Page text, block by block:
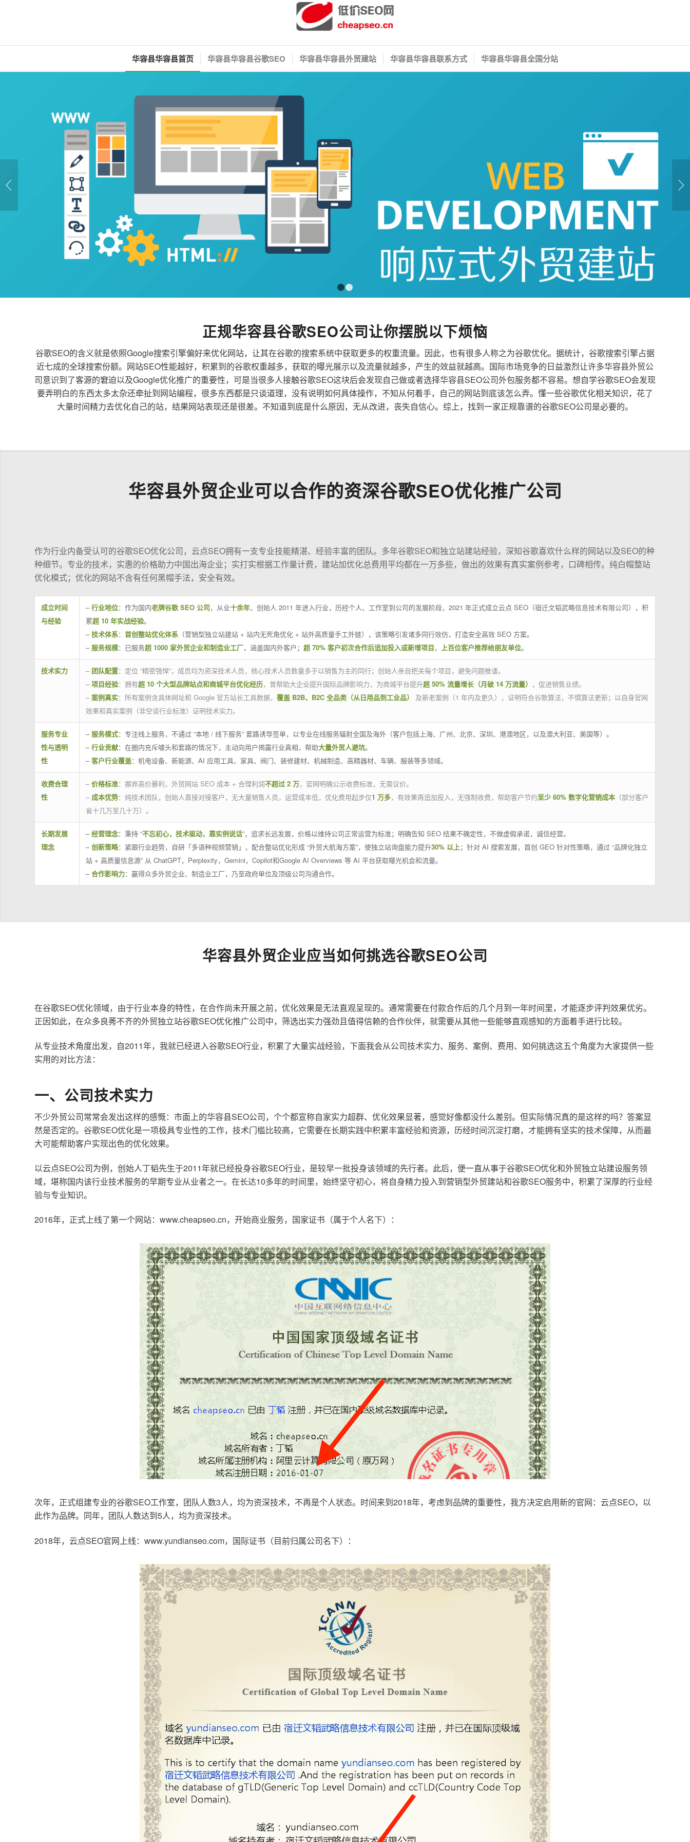
华容县华容县首页 华容县华容县谷歌SEO 华容县华容县外贸建站 华容县华容县联系方式 华容县华容县全国分站
下一页
正规华容县谷歌SEO公司让你摆脱以下烦恼
谷歌SEO的含义就是依照Google搜索引擎偏好来优化网站，让其在谷歌的搜索系统中获取更多的权重流量。因此，也有很多人称之为谷歌优化。据统计，谷歌搜索引擎占据
近七成的全球搜索份额。网站SEO性能越好，积累到的谷歌权重越多，获取的曝光展示以及流量就越多，产生的效益就越高。国际市场竞争的日益激烈让许多华容县外贸公
司意识到了客源的窘迫以及Google优化推广的重要性，可是当很多人接触谷歌SEO这块后会发现自己做或者选择华容县SEO公司外包服务都不容易。想自学谷歌SEO会发现
要弄明白的东西太多太杂还牵扯到网站编程，很多东西都是只谈道理，没有说明如何具体操作，不知从何着手，自己的网站到底该怎么弄。懂一些谷歌优化相关知识，花了
大量时间精力去优化自己的站，结果网站表现还是很差。不知道到底是什么原因，无从改进，丧失自信心。综上，找到一家正规靠谱的谷歌SEO公司是必要的。
华容县外贸企业可以合作的资深谷歌SEO优化推广公司
作为行业内备受认可的谷歌SEO优化公司，云点SEO拥有一支专业技能精湛、经验丰富的团队。多年谷歌SEO和独立站建站经验，深知谷歌喜欢什么样的网站以及SEO的种
种细节。专业的技术，实惠的价格助力中国出海企业；实打实根据工作量计费，建站加优化总费用平均都在一万多些，做出的效果有真实案例参考，口碑相传。纯白帽整站
优化模式；优化的网站不含有任何黑帽手法，安全有效。
成立时间
与经验
–行业地位：作为国内老牌谷歌 SEO 公司，从业十余年，创始人 2011 年进入行业，历经个人、工作室到公司的发展阶段，2021 年正式成立云点 SEO（宿迁文韬武略信息技术有限公司），积
累超 10 年实战经验。
–技术体系： 首创整站优化体系 （营销型独立站建站 + 站内无死角优化 + 站外高质量手工外链），该策略引发诸多同行效仿，打造安全高效 SEO 方案。
– 服务规模：已服务超 1000 家外贸企业和制造业工厂，涵盖国内外客户； 超 70% 客户初次合作后追加投入或新增项目， 上百位客户推荐给朋友单位。
技术实力 – 团队配置：定位 “精密强悍”，成员均为资深技术人员，核心技术人员数量多于以销售为主的同行；创始人亲自把关每个项目，避免问题推诿。
– 项目经验：拥有超 10 个大型品牌站点和商城平台优化经历，曾帮助大企业提升国际品牌影响力，为商城平台提升超 50% 流量增长（月破 14 万流量） ，促进销售业绩。
– 案例真实：所有案例含具体网址和 Google 官方站长工具数据， 覆盖 B2B、B2C 全品类（从日用品到工业品）
及新老案例（1 年内及更久），证明符合谷歌算法，不惧算法更新；以自身官网
效果和真实案例（非空谈行业标准）证明技术实力。
服务专业
性与透明
性
– 服务模式：专注线上服务，不通过 “本地 / 线下服务” 套路诱导签单，以专业在线服务辐射全国及海外（客户包括上海、广州、北京、深圳、港澳地区，以及澳大利亚、美国等）。
–行业贡献：在圈内充斥噱头和套路的情况下，主动向用户揭露行业真相，帮助大量外贸人避坑。
–客户行业覆盖：机电设备、新能源、AI 应用工具、家具、阀门、装修建材、机械制造、高精器材、车辆、服装等多领域。
收费合理
性
– 价格标准：摒弃高价暴利，外贸网站 SEO 成本 + 合理利润不超过 2 万，官网明确公示收费标准，无需议价。
– 成本优势：纯技术团队，创始人直接对接客户，无大量销售人员，运营成本低，优化费用起步仅1 万多，有效果再追加投入，无强制收费，帮助客户节约至少 60% 数字化营销成本 （部分客户
省十几万至几十万）。
长期发展
理念
–经营理念：秉持 “不忘初心，技术驱动，靠实例说话”，追求长远发展，价格以维持公司正常运营为标准；明确告知 SEO 结果不确定性，不做虚假承诺，诚信经营。
–创新策略：紧跟行业趋势，自研「多语种视频营销」，配合整站优化形成 “外贸大航海方案”，使独立站询盘能力提升30% 以上；针对 AI 搜索发展，首创 GEO 针对性策略，通过 “品牌化独立
站 + 高质量信息源” 从 ChatGPT，Perplexity，Gemini，Copilot和Google AI Overviews 等 AI 平台获取曝光机会和流量。
–合作影响力：赢得众多外贸企业、制造业工厂，乃至政府单位及顶级公司沟通合作。
华容县外贸企业应当如何挑选谷歌SEO公司
在谷歌SEO优化领域，由于行业本身的特性，在合作尚未开展之前，优化效果是无法直观呈现的。通常需要在付款合作后的几个月到一年时间里，才能逐步评判效果优劣。
正因如此，在众多良莠不齐的外贸独立站谷歌SEO优化推广公司中，筛选出实力强劲且值得信赖的合作伙伴，就需要从其他一些能够直观感知的方面着手进行比较。
从专业技术角度出发，自2011年，我就已经进入谷歌SEO行业，积累了大量实战经验，下面我会从公司技术实力、服务、案例、费用、如何挑选这五个角度为大家提供一些
实用的对比方法：
一、公司技术实力
不少外贸公司常常会发出这样的感慨：市面上的华容县SEO公司，个个都宣称自家实力超群、优化效果显著，感觉好像都没什么差别。但实际情况真的是这样的吗？答案显
然是否定的。谷歌SEO优化是一项极具专业性的工作，技术门槛比较高，它需要在长期实践中积累丰富经验和资源，历经时间沉淀打磨，才能拥有坚实的技术保障，从而最
大可能帮助客户实现出色的优化效果。
以云点SEO公司为例，创始人丁韬先生于2011年就已经投身谷歌SEO行业，是较早一批投身该领域的先行者。此后，便一直从事于谷歌SEO优化和外贸独立站建设服务领
域，堪称国内该行业技术服务的早期专业从业者之一。在长达10多年的时间里，始终坚守初心，将自身精力投入到营销型外贸建站和谷歌SEO服务中，积累了深厚的行业经
验与专业知识。
2016年，正式上线了第一个网站：www.cheapseo.cn，开始商业服务，国家证书（属于个人名下）：
次年，正式组建专业的谷歌SEO工作室，团队人数3人，均为资深技术，不再是个人状态。时间来到2018年，考虑到品牌的重要性，我方决定启用新的官网：云点SEO，以
此作为品牌。同年，团队人数达到5人，均为资深技术。
2018年，云点SEO官网上线：www.yundianseo.com，国际证书（目前归属公司名下）：